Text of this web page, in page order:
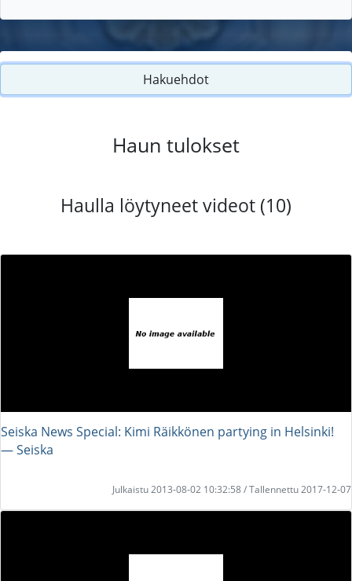
Hakuehdot
Haun tulokset
Haulla löytyneet videot (10)
Seiska News Special: Kimi Räikkönen partying in Helsinki!
― Seiska
Julkaistu 2013-08-02 10:32:58 / Tallennettu 2017-12-07